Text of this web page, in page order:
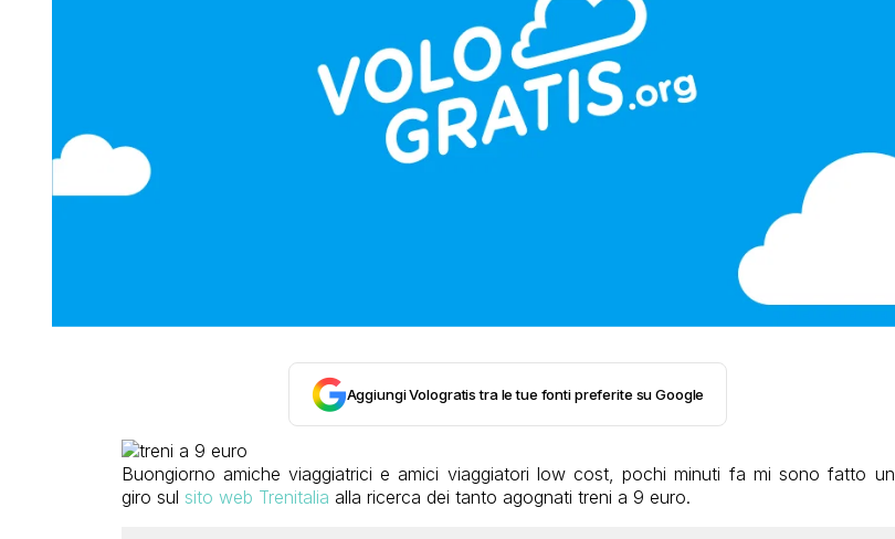
Aggiungi Vologratis tra le tue fonti preferite su Google
Buongiorno amiche viaggiatrici e amici viaggiatori low cost, pochi minuti fa mi sono fatto un
giro sul sito web Trenitalia alla ricerca dei tanto agognati treni a 9 euro.